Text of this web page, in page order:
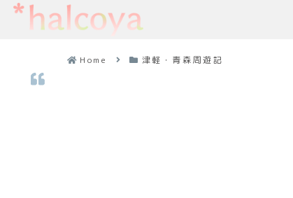
Home 津軽・青森周遊記